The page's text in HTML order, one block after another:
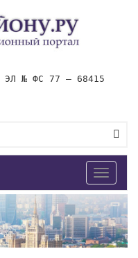
ЭЛ № ФС 77 – 68415
Toggle